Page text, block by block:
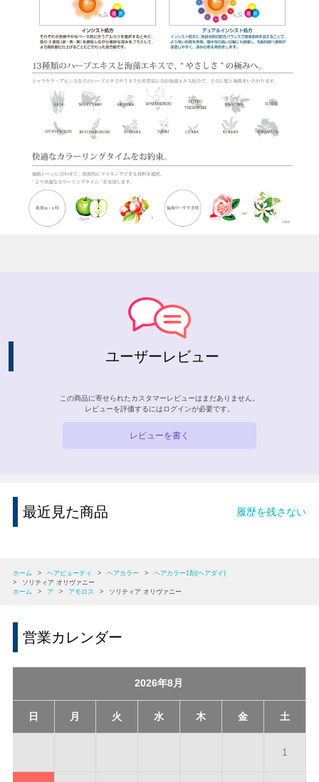
ユーザーレビュー
この商品に寄せられたカスタマーレビューはまだありません。
レビューを評価するには ログインが必要です。
レビューを書く
最近見た商品 履歴を残さない
ホーム > ヘアビューティ > ヘアカラー >
ヘアカラー1剤(ヘアダイ)
>
ソリティア オリヴァニー
ホーム
> ア > アモロス > ソリティア オリヴァニー
営業カレンダー
2026年8月
日 月 火 水 木 金 土
1